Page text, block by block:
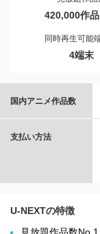
420,000作
同時再生可能
4端末
国内アニメ作品数
支払い方法
U-NEXTの特徴